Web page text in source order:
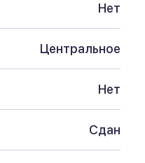
Нет
Центральное
Нет
Сдан